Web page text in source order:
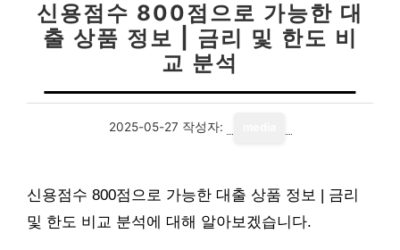
신용점수 800점으로 가능한 대
출 상품 정보 | 금리 및 한도 비
교 분석
2025-05-27 작성자:
신용점수 800점으로 가능한 대출 상품 정보 | 금리
및 한도 비교 분석에 대해 알아보겠습니다.